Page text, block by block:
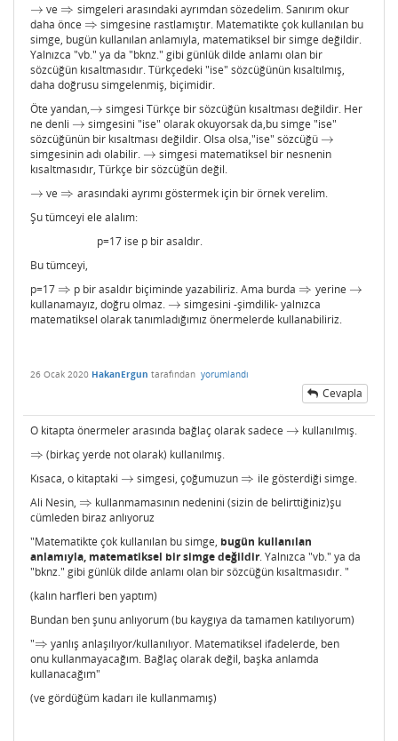
→
→ ve ⇒
⇒ simgeleri arasındaki ayrımdan sözedelim. Sanırım okur
daha önce ⇒
⇒ simgesine rastlamıştır. Matematikte çok kullanılan bu
simge, bugün kullanılan anlamıyla, matematiksel bir simge değildir.
Yalnızca "vb." ya da "bknz." gibi günlük dilde anlamı olan bir
sözcüğün kısaltmasıdır. Türkçedeki "ise" sözcüğünün kısaltılmış,
daha doğrusu simgelenmiş, biçimidir.
Öte yandan,→
→ simgesi Türkçe bir sözcüğün kısaltması değildir. Her
ne denli →
→ simgesini "ise" olarak okuyorsak da,bu simge "ise"
sözcüğünün bir kısaltması değildir. Olsa olsa,"ise" sözcüğü →
→
simgesinin adı olabilir. →
→ simgesi matematiksel bir nesnenin
kısaltmasıdır, Türkçe bir sözcüğün değil.
→
→ ve ⇒
⇒ arasındaki ayrımı göstermek için bir örnek verelim.
Şu tümceyi ele alalım:
p=17 ise p bir asaldır.
Bu tümceyi,
p=17 ⇒
⇒ p bir asaldır biçiminde yazabiliriz. Ama burda ⇒
⇒ yerine →
→
kullanamayız, doğru olmaz. →
→ simgesini -şimdilik- yalnızca
matematiksel olarak tanımladığımız önermelerde kullanabiliriz.
26 Ocak 2020 HakanErgun tarafından yorumlandı
Cevapla
O kitapta önermeler arasında bağlaç olarak sadece →
→ kullanılmış.
⇒
⇒ (birkaç yerde not olarak) kullanılmış.
Kısaca, o kitaptaki →
→ simgesi, çoğumuzun ⇒
⇒ ile gösterdiği simge.
Ali Nesin, ⇒
⇒ kullanmamasının nedenini (sizin de belirttiğiniz)şu
cümleden biraz anlıyoruz
"Matematikte çok kullanılan bu simge, bugün kullanılan
anlamıyla, matematiksel bir simge değildir. Yalnızca "vb." ya da
"bknz." gibi günlük dilde anlamı olan bir sözcüğün kısaltmasıdır. "
(kalın harfleri ben yaptım)
Bundan ben şunu anlıyorum (bu kaygıya da tamamen katılıyorum)
"⇒
⇒ yanlış anlaşılıyor/kullanılıyor. Matematiksel ifadelerde, ben
onu kullanmayacağım. Bağlaç olarak değil, başka anlamda
kullanacağım"
(ve gördüğüm kadarı ile kullanmamış)